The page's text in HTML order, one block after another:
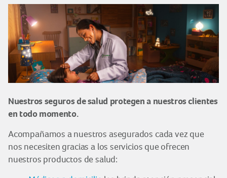
Nuestros seguros de salud protegen a nuestros clientes
en todo momento.
Acompañamos a nuestros asegurados cada vez que
nos necesiten gracias a los servicios que ofrecen
nuestros productos de salud: